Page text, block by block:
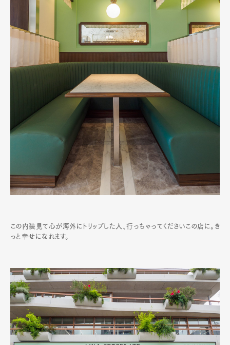
この内装見て心が海外にトリップした人、行っちゃってくださいこの店に。き
っと幸せになれます。